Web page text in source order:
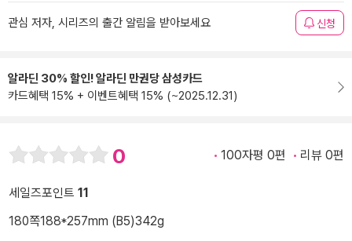
관심 저자, 시리즈의 출간 알림을 받아보세요 신청
알라딘 30% 할인! 알라딘 만권당 삼성카드
카드혜택 15% + 이벤트혜택 15% (~2025.12.31)
0 100자평 0편 리뷰 0편
세일즈포인트 11
180쪽188*257mm (B5)342g